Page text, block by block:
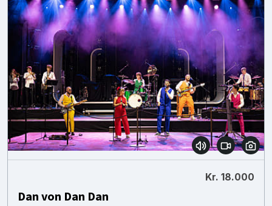
Kr. 18.000
Dan von Dan Dan